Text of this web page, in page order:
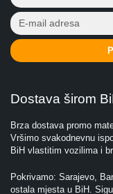
Dostava širom
Brza dostava promo
Vršimo svakodnevnu
BiH vlastitim vozilima i
Pokrivamo: Sarajevo,
ostala mjesta u BiH.